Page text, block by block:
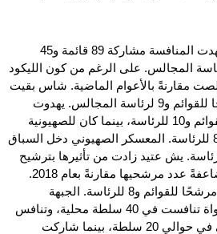
خلال الانتخابات المحلية، شهدت المنافسة مشاركة 89 قائمة و45
المجالس. على الرغم من كون الليكود
مقارنةً بالأعوام الماضية. شاس بقيت
ثابتة في موقعها بـ 70 مرشحًا للقوائم و9 لرئاسة المجالس. يهدوت
هتوراه قدمت 54 مرشحًا للقوائم و10 للرئاسة، بينما كان للصهيونية
الدينية 49 مرشحًا للقوائم و8 للرئاسة. المعسكر الصهيوني دخل السباق
مرشحًا للقوائم و27 للرئاسة. يش عتيد زادت من تأثيرها بترشيح
37 للقوائم و21 للرئاسة، مضاعفةً عدد مرشحيها مقارنةً بعام 2018.
عوتسما يهوديت كان لها 29 مرشحًا للقوائم و8 للرئاسة. الجبهة
الديمقراطية للسلام والمساواة تنافست في 40 سلطة محلية، وتنافس
التجمع الوطني الديمقراطي في حوالي 20 سلطة، بينما شاركت